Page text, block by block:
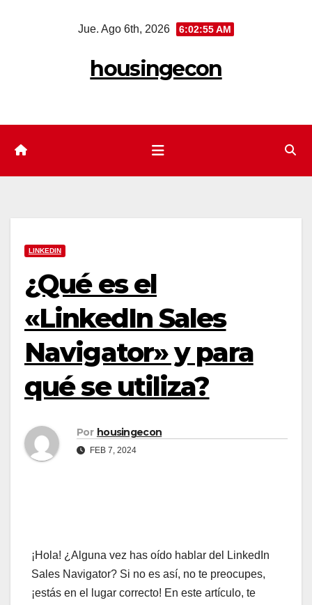
Jue. Ago 6th, 2026 6:02:56 AM
housingecon
LINKEDIN
¿Qué es el
«LinkedIn Sales
Navigator» y para
qué se utiliza?
Por housingecon
FEB 7, 2024
¡Hola! ¿Alguna vez has oído hablar del LinkedIn
Sales Navigator? Si no es así, no te preocupes,
¡estás en el lugar correcto! En este artículo, te